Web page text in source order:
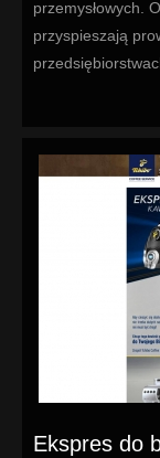
przemysłowych.
przyspieszają
Ekspres do